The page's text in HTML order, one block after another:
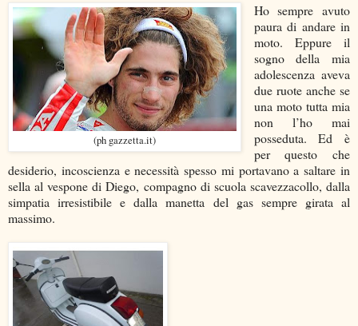
(ph gazzetta.it)
Ho sempre avuto
paura di andare in
moto. Eppure il
sogno della mia
adolescenza aveva
due ruote anche se
una moto tutta mia
non l’ho mai
posseduta. Ed è
per questo che
desiderio, incoscienza e necessità spesso mi portavano a saltare in
sella al vespone di Diego, compagno di scuola scavezzacollo, dalla
simpatia irresistibile e dalla manetta del gas sempre girata al
massimo.